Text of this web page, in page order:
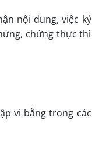
nội dung, việc ký
chứng thực thì
vi bằng trong các